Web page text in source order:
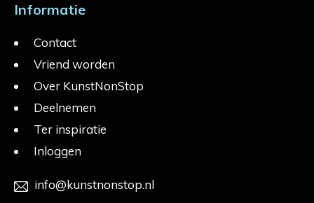
Informatie
Contact
Vriend worden
Over KunstNonStop
Deelnemen
Ter inspiratie
Inloggen
info@kunstnonstop.nl